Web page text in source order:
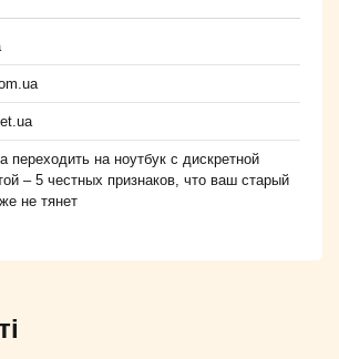
переходить на ноутбук с дискретной
– 5 честных признаков, что ваш старый
не тянет